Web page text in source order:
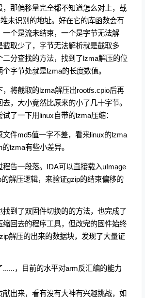
，那偏移量完全都不知道怎么对上，载
未识别的地址。好在它的库函数会有
一个是流未结束，一个是字节无法解
截取少了，字节无法解析就是截取多
二分查找的方法，找到了lzma解压的位
字节处就是lzma的长度数值。
，将截取的lzma解压出rootfs.cpio后再
，大小竟然比原来的小了几十字节。
了一下用linux自带的lzma压缩：
文件md5值一字不差，看来linux的lzma
lzma有些小差异。
程告一段落。IDA可以直接载入uImage
解压逻辑，来验证gzip的结束偏移的
找到了双固件切换的的方法，也完成了
缩回去的程序工具，但改完的固件始终
解压的出来的数据块，发现了大量证
......，目前的水平对arm反汇编的能力
献出来，看有没有大神有兴趣挑战，如